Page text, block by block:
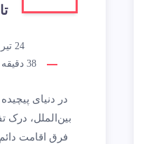
24 تیر 1405
38
در دنیای
بین‌الملل،
فرق اقامت